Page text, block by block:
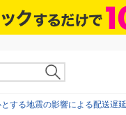
する地震の影響による配送遅